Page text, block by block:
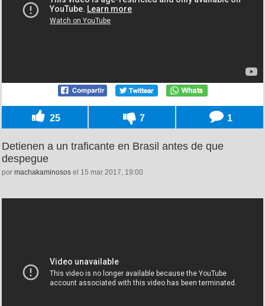
25 7 1
Detienen a un traficante en Brasil antes de que
despegue
por machakaminosos el 15 mar 2017, 19:00